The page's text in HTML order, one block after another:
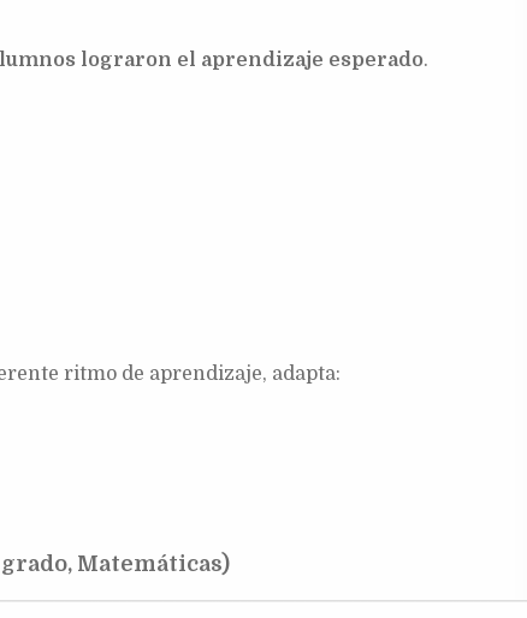
lograron el aprendizaje esperado.
ritmo de aprendizaje, adapta:
Matemáticas)